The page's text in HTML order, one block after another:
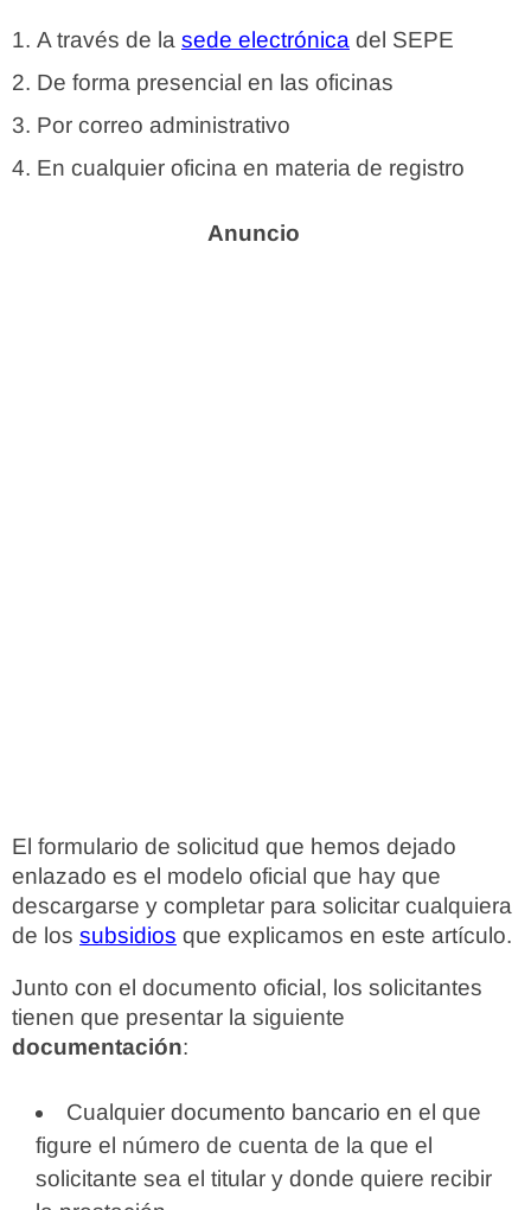
A través de la sede electrónica del SEPE
De forma presencial en las oficinas
Por correo administrativo
En cualquier oficina en materia de registro
El formulario de solicitud que hemos dejado
enlazado es el modelo oficial que hay que
descargarse y completar para solicitar cualquiera
de los subsidios que explicamos en este artículo.
Junto con el documento oficial, los solicitantes
tienen que presentar la siguiente
documentación:
Cualquier documento bancario en el que
figure el número de cuenta de la que el
solicitante sea el titular y donde quiere recibir